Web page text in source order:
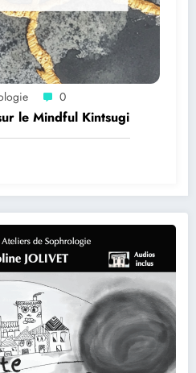
0
le Mindful Kintsugi